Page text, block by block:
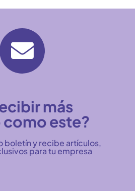
más
este?
boletín y recibe artículos,
para tu empresa